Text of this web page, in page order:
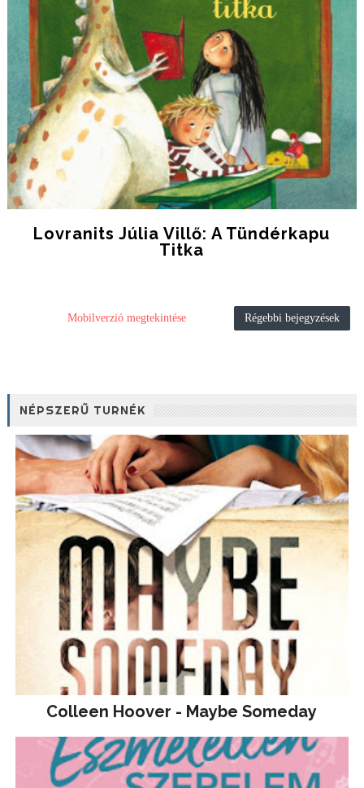
Lovranits Júlia Villő: A ​tündérkapu
Titka
Régebbi bejegyzések
Mobilverzió megtekintése
NÉPSZERŰ TURNÉK
Colleen Hoover - Maybe Someday